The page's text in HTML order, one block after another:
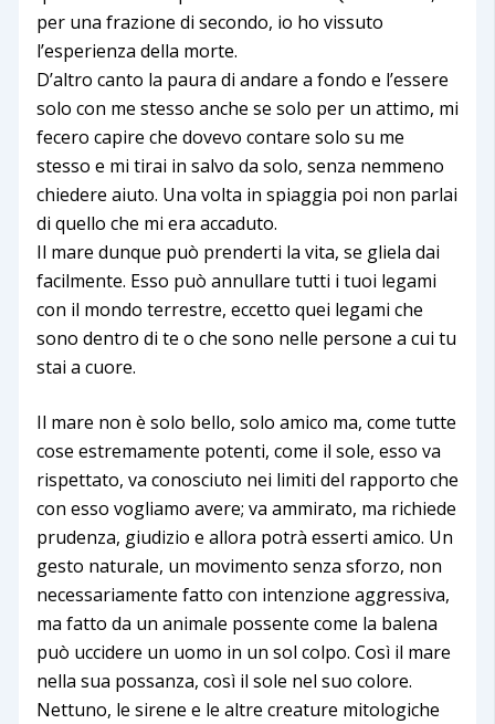
per una frazione di secondo, io ho vissuto
l’esperienza della morte.
D’altro canto la paura di andare a fondo e l’essere
solo con me stesso anche se solo per un attimo, mi
fecero capire che dovevo contare solo su me
stesso e mi tirai in salvo da solo, senza nemmeno
chiedere aiuto. Una volta in spiaggia poi non parlai
di quello che mi era accaduto.
Il mare dunque può prenderti la vita, se gliela dai
facilmente. Esso può annullare tutti i tuoi legami
con il mondo terrestre, eccetto quei legami che
sono dentro di te o che sono nelle persone a cui tu
stai a cuore.
Il mare non è solo bello, solo amico ma, come tutte
cose estremamente potenti, come il sole, esso va
rispettato, va conosciuto nei limiti del rapporto che
con esso vogliamo avere; va ammirato, ma richiede
prudenza, giudizio e allora potrà esserti amico. Un
gesto naturale, un movimento senza sforzo, non
necessariamente fatto con intenzione aggressiva,
ma fatto da un animale possente come la balena
può uccidere un uomo in un sol colpo. Così il mare
nella sua possanza, così il sole nel suo colore.
Nettuno, le sirene e le altre creature mitologiche